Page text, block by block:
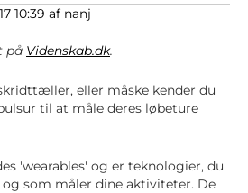
10:39 af nanj
på Videnskab.dk.
eller måske kender du
til at måle deres løbeture
'wearables' og er teknologier, du
som måler dine aktiviteter. De